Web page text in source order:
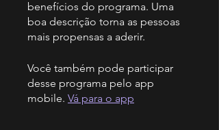
benefícios do programa. Uma
boa descrição torna as pessoas
mais propensas a aderir.
Você também pode participar
desse programa pelo app
mobile. Vá para o app